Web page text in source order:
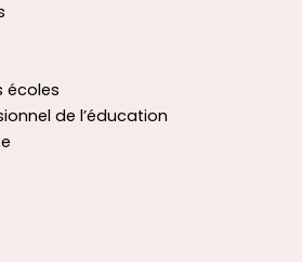
écoles
de l’éducation